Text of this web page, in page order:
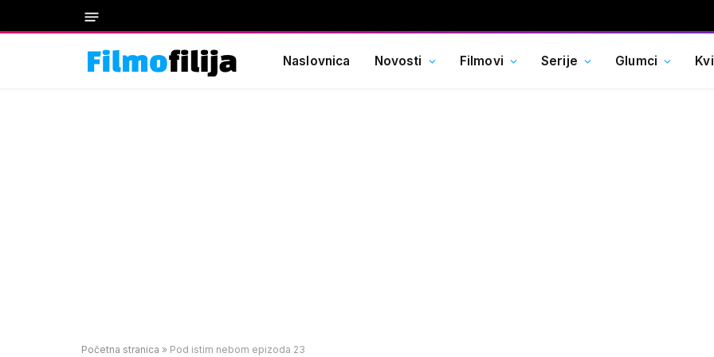
Naslovnica Novosti Filmovi Serije Glumci
Početna stranica » Pod istim nebom epizoda 23